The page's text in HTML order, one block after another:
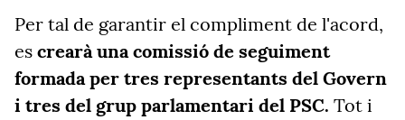
Per tal de garantir el compliment de l'acord,
es crearà una comissió de seguiment
formada per tres representants del Govern
i tres del grup parlamentari del PSC. Tot i